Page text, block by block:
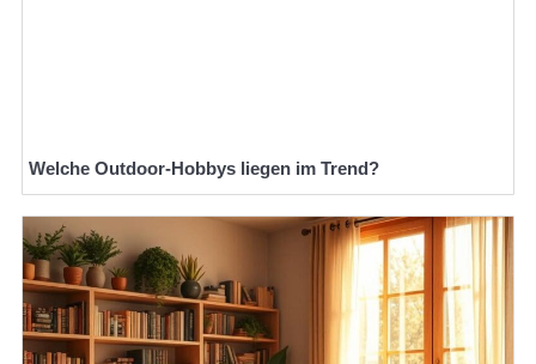
Welche Outdoor-Hobbys liegen im Trend?